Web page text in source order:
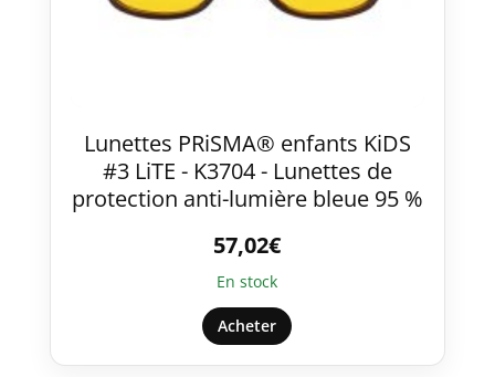
Lunettes PRiSMA® enfants KiDS
#3 LiTE - K3704 - Lunettes de
protection anti-lumière bleue 95 %
57,02€
En stock
Acheter